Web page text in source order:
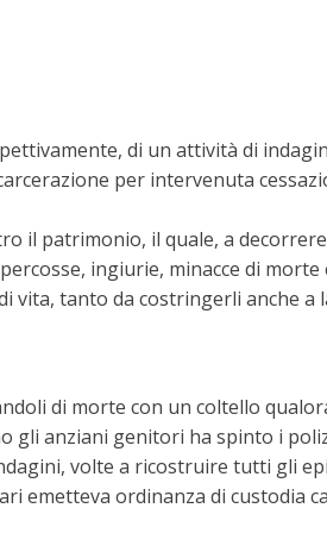
di un attività di
per intervenuta
il patrimonio, il quale, a decorrere
ingiurie, minacce di morte
tanto da costringerli anche a
di morte con un coltello
gli anziani genitori ha spinto i
volte a ricostruire tutti gli
emetteva ordinanza di custodia